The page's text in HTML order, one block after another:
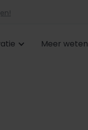
Meer weten